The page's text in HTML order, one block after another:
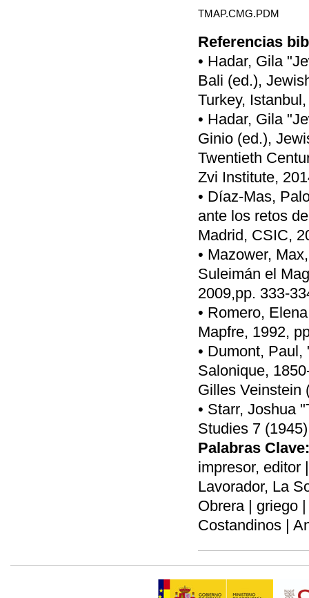
TMAP.CMG.PDM
Referencias
• Hadar, Gila
Bali (ed.),
Turkey,
• Hadar, Gila
Ginio (ed.),
Twentieth
Zvi Institute,
• Díaz-Mas,
ante los retos
Madrid, CSIC,
• Mazower,
Suleimán el
2009,pp. 333-
• Romero,
Mapfre, 1992,
• Dumont,
Salonique,
Gilles Veinstein
• Starr, Joshua
Studies 7
Palabras Clave:
impresor, editor
Lavorador, La
Obrera | griego
Costandinos |